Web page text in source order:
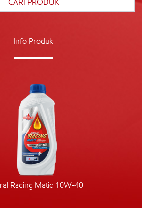
Info Produk
Racing Matic 10W-40